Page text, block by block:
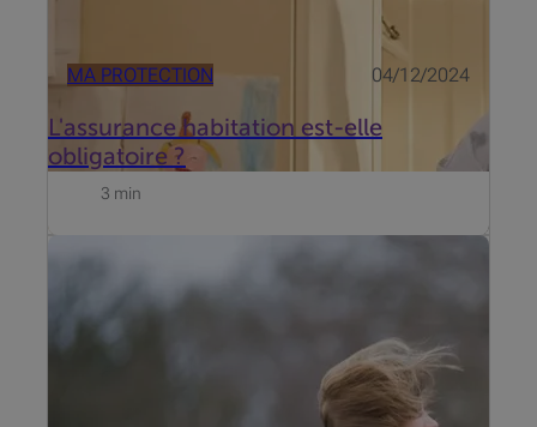
MA PROTECTION 04/12/2024
L'assurance habitation est-elle
obligatoire ?
3 min
prévu pour les prochains jours.